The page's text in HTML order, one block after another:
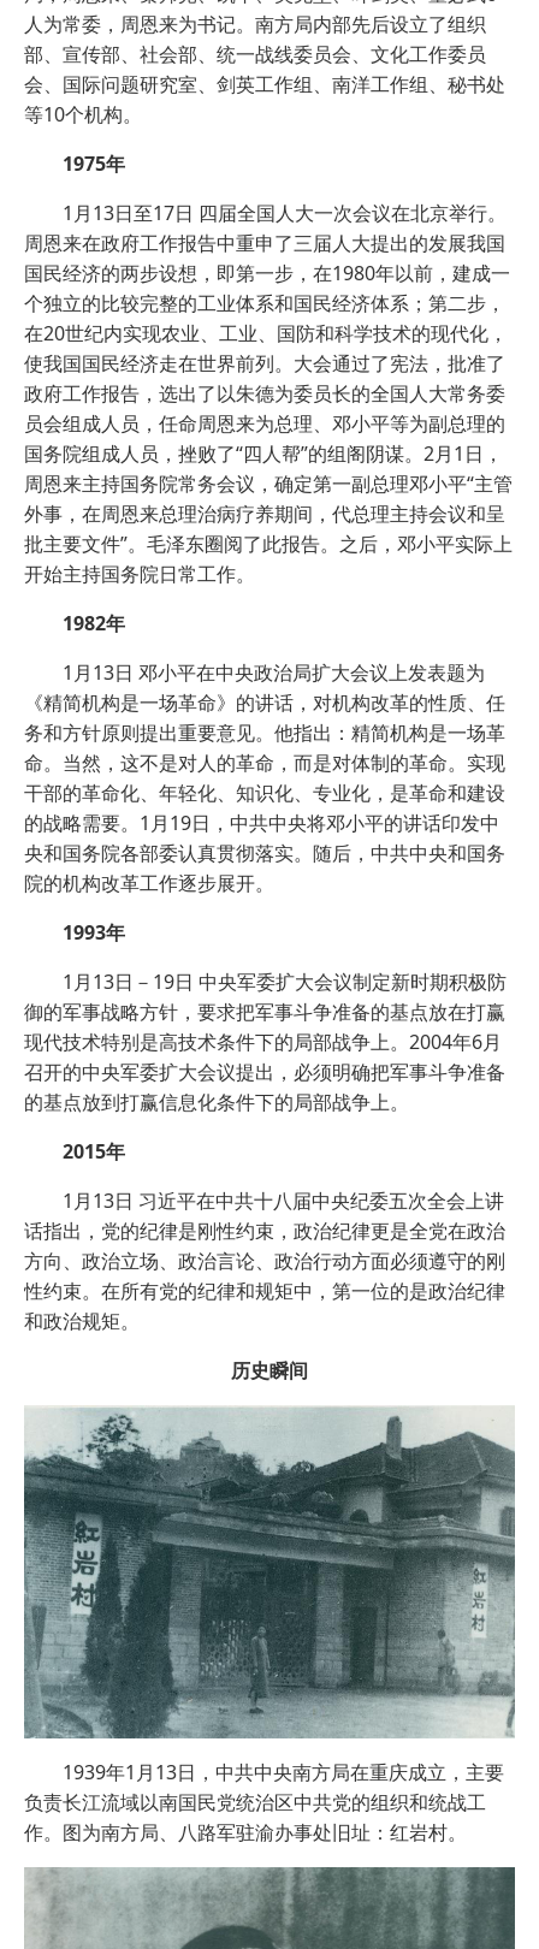
人为常委，周恩来为书记。南方局内部先后设立了组织
部、宣传部、社会部、统一战线委员会、文化工作委员
会、国际问题研究室、剑英工作组、南洋工作组、秘书处
等10个机构。
1975年
1月13日至17日 四届全国人大一次会议在北京举行。
周恩来在政府工作报告中重申了三届人大提出的发展我国
国民经济的两步设想，即第一步，在1980年以前，建成一
个独立的比较完整的工业体系和国民经济体系；第二步，
在20世纪内实现农业、工业、国防和科学技术的现代化，
使我国国民经济走在世界前列。大会通过了宪法，批准了
政府工作报告，选出了以朱德为委员长的全国人大常务委
员会组成人员，任命周恩来为总理、邓小平等为副总理的
国务院组成人员，挫败了“四人帮”的组阁阴谋。2月1日，
周恩来主持国务院常务会议，确定第一副总理邓小平“主管
外事，在周恩来总理治病疗养期间，代总理主持会议和呈
批主要文件”。毛泽东圈阅了此报告。之后，邓小平实际上
开始主持国务院日常工作。
1982年
1月13日 邓小平在中央政治局扩大会议上发表题为
《精简机构是一场革命》的讲话，对机构改革的性质、任
务和方针原则提出重要意见。他指出：精简机构是一场革
命。当然，这不是对人的革命，而是对体制的革命。实现
干部的革命化、年轻化、知识化、专业化，是革命和建设
的战略需要。1月19日，中共中央将邓小平的讲话印发中
央和国务院各部委认真贯彻落实。随后，中共中央和国务
院的机构改革工作逐步展开。
1993年
1月13日－19日 中央军委扩大会议制定新时期积极防
御的军事战略方针，要求把军事斗争准备的基点放在打赢
现代技术特别是高技术条件下的局部战争上。2004年6月
召开的中央军委扩大会议提出，必须明确把军事斗争准备
的基点放到打赢信息化条件下的局部战争上。
2015年
1月13日 习近平在中共十八届中央纪委五次全会上讲
话指出，党的纪律是刚性约束，政治纪律更是全党在政治
方向、政治立场、政治言论、政治行动方面必须遵守的刚
性约束。在所有党的纪律和规矩中，第一位的是政治纪律
和政治规矩。
历史瞬间
1939年1月13日，中共中央南方局在重庆成立，主要
负责长江流域以南国民党统治区中共党的组织和统战工
作。图为南方局、八路军驻渝办事处旧址：红岩村。